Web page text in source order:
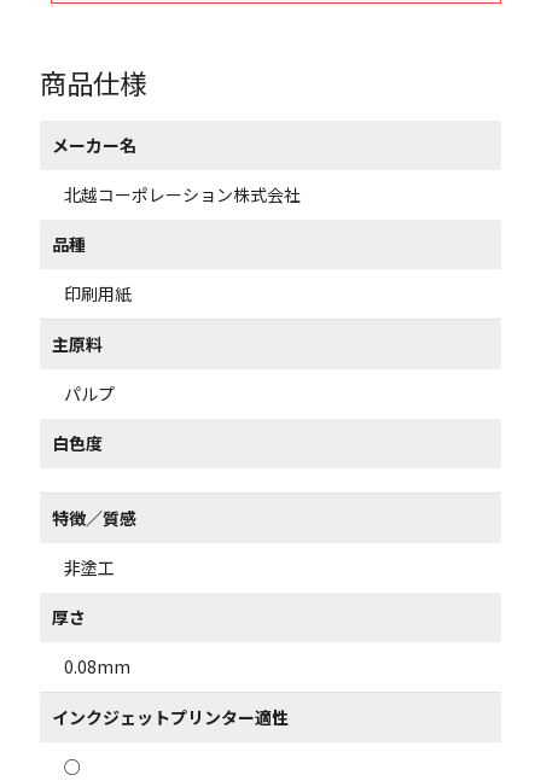
商品仕様
メーカー名
北越コーポレーション株式会社
品種
印刷用紙
主原料
パルプ
白色度
特徴／質感
非塗工
厚さ
0.08mm
インクジェットプリンター適性
○